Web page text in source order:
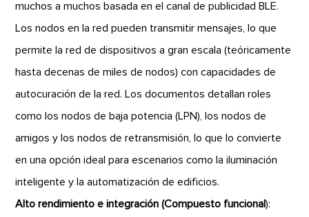
muchos a muchos basada en el canal de publicidad BLE.
Los nodos en la red pueden transmitir mensajes, lo que
permite la red de dispositivos a gran escala (teóricamente
hasta decenas de miles de nodos) con capacidades de
autocuración de la red. Los documentos detallan roles
como los nodos de baja potencia (LPN), los nodos de
amigos y los nodos de retransmisión, lo que lo convierte
en una opción ideal para escenarios como la iluminación
inteligente y la automatización de edificios.
Alto rendimiento e integración (Compuesto funcional):